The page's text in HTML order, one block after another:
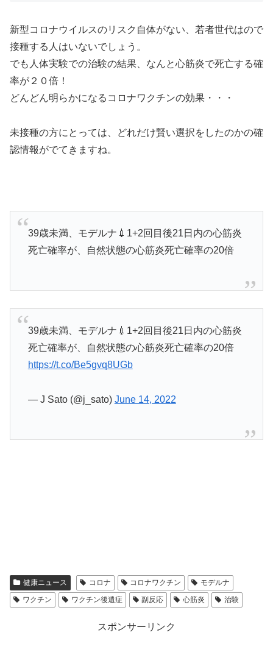
新型コロナウイルスのリスク自体がない、若者世代はので
接種する人はいないでしょう。
でも人体実験での治験の結果、なんと心筋炎で死亡する確
率が２０倍！
どんどん明らかになるコロナワクチンの効果・・・
未接種の方にとっては、どれだけ賢い選択をしたのかの確
認情報がでてきますね。
39歳未満、モデルナ💉1+2回目後21日内の心筋炎
死亡確率が、自然状態の心筋炎死亡確率の20倍
39歳未満、モデルナ💉1+2回目後21日内の心筋炎
死亡確率が、自然状態の心筋炎死亡確率の20倍
https://t.co/Be5gvq8UGb
— J Sato (@j_sato) June 14, 2022
健康ニュース コロナ コロナワクチン
モデルナ
ワクチン
ワクチン後遺症 副反応 心筋炎 治験
スポンサーリンク